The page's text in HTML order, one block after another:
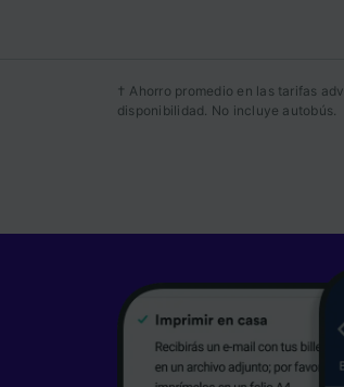
† Ahorro promedio en las tarifas
disponibilidad. No incluye autobús.